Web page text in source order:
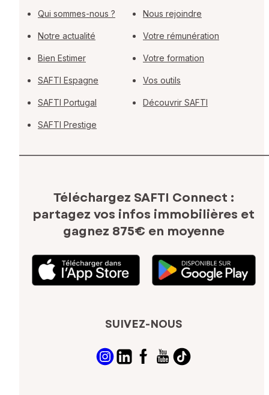
Qui sommes-nous ?
Notre actualité
Bien Estimer
SAFTI Espagne
SAFTI Portugal
SAFTI Prestige
Nous rejoindre
Votre rémunération
Votre formation
Vos outils
Découvrir SAFTI
Téléchargez SAFTI Connect :
partagez vos infos immobilières et
gagnez 875€ en moyenne
SUIVEZ-NOUS